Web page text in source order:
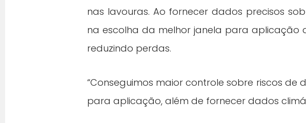
nas lavouras. Ao fornecer dados precisos
na escolha da melhor janela para aplicação
reduzindo perdas.
“Conseguimos maior controle sobre riscos
para aplicação, além de fornecer dados